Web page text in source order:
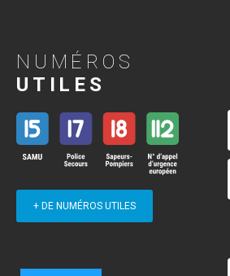
NUMÉROS
UTILES
+ DE NUMÉROS UTILES